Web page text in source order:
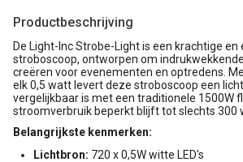
Productbeschrijving
De Light-Inc Strobe-Light is een krachtige en
stroboscoop, ontworpen om
creëren voor evenementen en optredens.
elk 0,5 watt levert deze stroboscoop een
vergelijkbaar is met een traditionele 1500W
stroomverbruik beperkt blijft tot slechts 300
Belangrijkste kenmerken:
Lichtbron: 720 x 0,5W witte LED's